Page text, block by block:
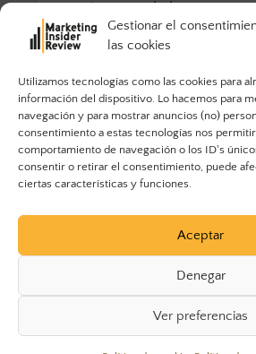
Gestionar el
las cookies
Utilizamos tecnologías como las cookies para
información del dispositivo. Lo hacemos para
navegación y para mostrar anuncios (no)
consentimiento a estas tecnologías nos
comportamiento de navegación o los ID's
consentir o retirar el consentimiento, puede
ciertas características y funciones.
Aceptar
Denegar
Ver preferencias
© 2023 Marketing Insider Review.